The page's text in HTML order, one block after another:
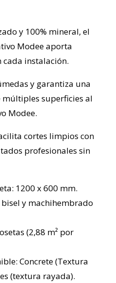
y 100% mineral, el
Modee aporta
cada instalación.
y garantiza una
superficies al
Modee.
cortes limpios con
profesionales sin
1200 x 600 mm.
y machihembrado
(2,88 m² por
Concrete (Textura
(textura rayada).